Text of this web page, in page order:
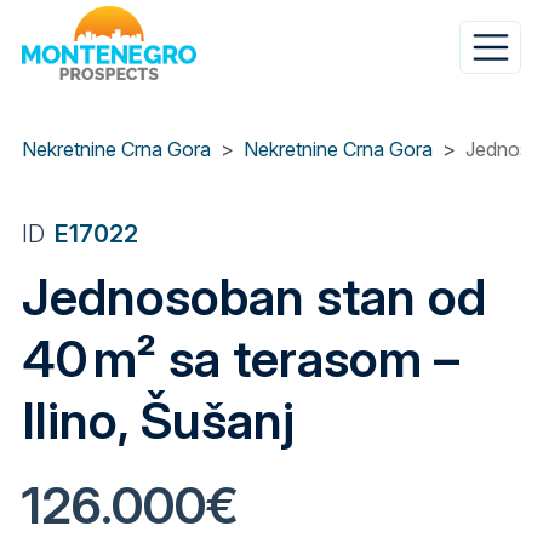
Nekretnine Crna Gora
Nekretnine Crna Gora
ID E17022
Jednosoban stan od
40 m² sa terasom –
Ilino, Šušanj
126.000€